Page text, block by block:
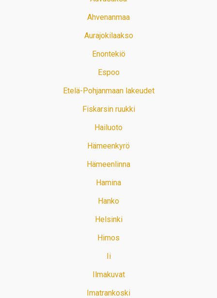
Ahvenanmaa
Aurajokilaakso
Enontekiö
Espoo
Etelä-Pohjanmaan lakeudet
Fiskarsin ruukki
Hailuoto
Hämeenkyrö
Hämeenlinna
Hamina
Hanko
Helsinki
Himos
Ii
Ilmakuvat
Imatrankoski